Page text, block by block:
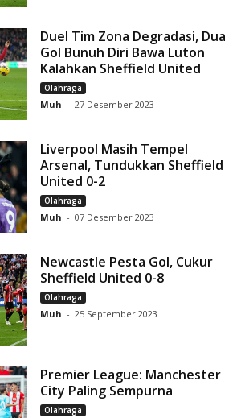
Duel Tim Zona Degradasi, Dua
Gol Bunuh Diri Bawa Luton
Kalahkan Sheffield United
Olahraga
Muh - 27 Desember 2023
Liverpool Masih Tempel
Arsenal, Tundukkan Sheffield
United 0-2
Olahraga
Muh - 07 Desember 2023
Newcastle Pesta Gol, Cukur
Sheffield United 0-8
Olahraga
Muh - 25 September 2023
Premier League: Manchester
City Paling Sempurna
Olahraga